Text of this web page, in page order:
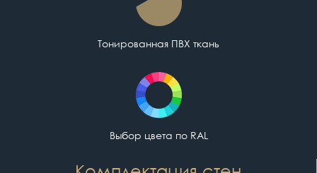
Тонированная ПВХ ткань
Выбор цвета по RAL